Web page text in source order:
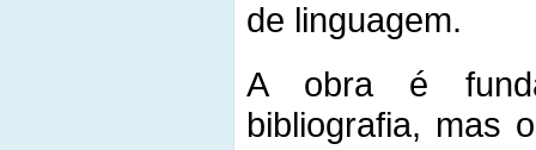
de linguagem.
A obra é
bibliografia, mas